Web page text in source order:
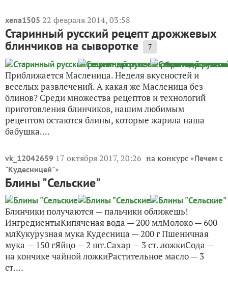
xena1505 22 февраля 2014, 03:58
Старинный русский рецепт дрожжевых
блинчиков на сыворотке 7
Приближается Масленица. Неделя вкусностей и
веселых развлечений. А какая же Масленица без
блинов? Среди множества рецептов и технологий
приготовления блинчиков, нашим любимым
рецептом остаются блины, которые жарила наша
бабушка....
vk_12042659 17 октября 2017, 20:26 на конкурс «Печем с
"Кудесницей"»
Блины "Сельские"
Блинчики получаются — пальчики оближешь!
ИнгредиентыКипяченая вода — 200 млМолоко — 600
млКукурузная мука Кудесница — 200 г Пшеничная
мука — 150 гЯйцо — 2 шт.Сахар — 3 ст. ложкиСода —
на кончике чайной ложкиРастительное масло — 3
ст....